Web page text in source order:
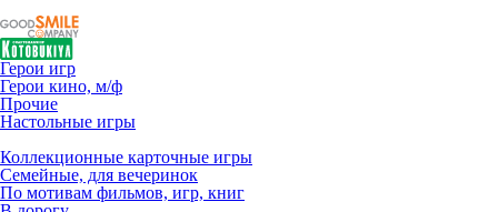
Герои игр
Герои кино, м/ф
Прочие
Настольные игры
Коллекционные карточные игры
Семейные, для вечеринок
По мотивам фильмов, игр, книг